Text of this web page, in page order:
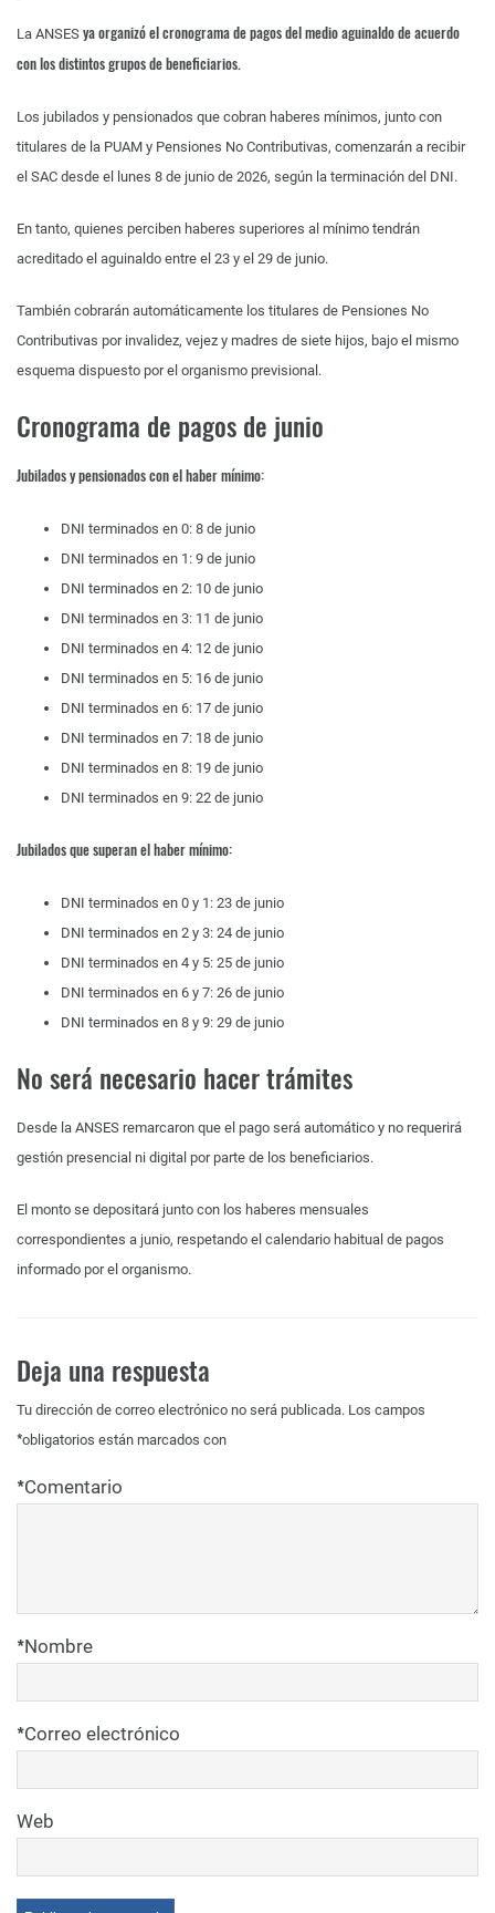
La ANSES ya organizó el cronograma de pagos del medio aguinaldo de acuerdo
con los distintos grupos de beneficiarios.
Los jubilados y pensionados que cobran haberes mínimos, junto con
titulares de la PUAM y Pensiones No Contributivas, comenzarán a recibir
el SAC desde el lunes 8 de junio de 2026, según la terminación del DNI.
En tanto, quienes perciben haberes superiores al mínimo tendrán
acreditado el aguinaldo entre el 23 y el 29 de junio.
También cobrarán automáticamente los titulares de Pensiones No
Contributivas por invalidez, vejez y madres de siete hijos, bajo el mismo
esquema dispuesto por el organismo previsional.
Cronograma de pagos de junio
Jubilados y pensionados con el haber mínimo:
DNI terminados en 0: 8 de junio
DNI terminados en 1: 9 de junio
DNI terminados en 2: 10 de junio
DNI terminados en 3: 11 de junio
DNI terminados en 4: 12 de junio
DNI terminados en 5: 16 de junio
DNI terminados en 6: 17 de junio
DNI terminados en 7: 18 de junio
DNI terminados en 8: 19 de junio
DNI terminados en 9: 22 de junio
Jubilados que superan el haber mínimo:
DNI terminados en 0 y 1: 23 de junio
DNI terminados en 2 y 3: 24 de junio
DNI terminados en 4 y 5: 25 de junio
DNI terminados en 6 y 7: 26 de junio
DNI terminados en 8 y 9: 29 de junio
No será necesario hacer trámites
Desde la ANSES remarcaron que el pago será automático y no requerirá
gestión presencial ni digital por parte de los beneficiarios.
El monto se depositará junto con los haberes mensuales
correspondientes a junio, respetando el calendario habitual de pagos
informado por el organismo.
Deja una respuesta
Tu dirección de correo electrónico no será publicada. Los campos
obligatorios están marcados con
*
Comentario
*
Nombre
*
Correo electrónico
*
Web